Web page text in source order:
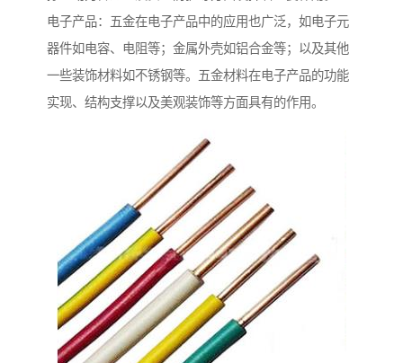
电子产品：五金在电子产品中的应用也广泛，如电子元
器件如电容、电阻等；金属外壳如铝合金等；以及其他
一些装饰材料如不锈钢等。五金材料在电子产品的功能
实现、结构支撑以及美观装饰等方面具有的作用。